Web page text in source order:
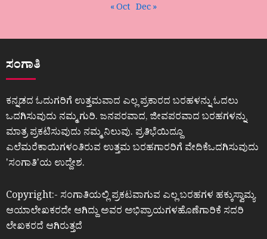
« Oct Dec »
ಸಂಗಾತಿ
ಕನ್ನಡದ ಓದುಗರಿಗೆ ಉತ್ತಮವಾದ ಎಲ್ಲ ಪ್ರಕಾರದ ಬರಹಳನ್ನು ಓದಲು
ಒದಗಿಸುವುದು ನಮ್ಮ ಗುರಿ. ಜನಪರವಾದ, ಜೀವಪರವಾದ ಬರಹಗಳನ್ನು
ಮಾತ್ರ ಪ್ರಕಟಿಸುವುದು ನಮ್ಮ ನಿಲುವು. ಪ್ರತಿಭೆಯಿದ್ದೂ
ಎಲೆಮರೆಕಾಯಿಗಳಂತಿರುವ ಉತ್ತಮ ಬರಹಗಾರರಿಗೆ ವೇದಿಕೆಒದಗಿಸುವುದು
ʼಸಂಗಾತಿʼಯ ಉದ್ದೇಶ.
Copyright:- ಸಂಗಾತಿಯಲ್ಲಿ ಪ್ರಕಟವಾಗುವ ಎಲ್ಲ ಬರಹಗಳ ಹಕ್ಕುಸ್ವಾಮ್ಯ
ಆಯಾಲೇಖಕರದೇ ಆಗಿದ್ದು ಅವರ ಅಭಿಪ್ರಾಯಗಳಹೊಣೆಗಾರಿಕೆ ಸದರಿ
ಲೇಖಕರದೆ ಆಗಿರುತ್ತದೆ